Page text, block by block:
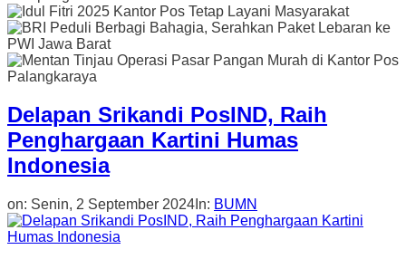
Delapan Srikandi PosIND, Raih
Penghargaan Kartini Humas
Indonesia
on: Senin, 2 September 2024 In: BUMN